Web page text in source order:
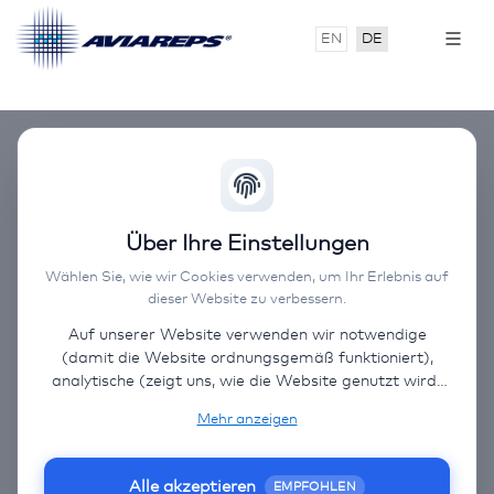
Über Ihre Einstellungen
Wählen Sie, wie wir Cookies verwenden, um Ihr Erlebnis auf
dieser Website zu verbessern.
Auf unserer Website verwenden wir notwendige
(damit die Website ordnungsgemäß funktioniert),
analytische (zeigt uns, wie die Website genutzt wird)
Wenn Sie „Alle akzeptieren“ wählen, können einige
werden. Auf unserer Website verlinken wir auf
Mehr anzeigen
Alle akzeptieren EMPFOHLEN
EN DE